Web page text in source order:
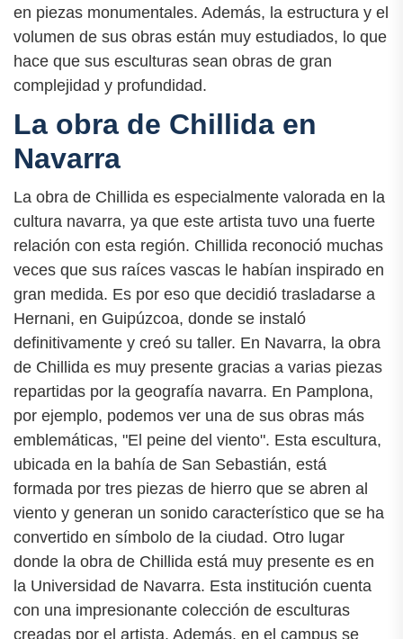
en piezas monumentales. Además, la estructura y el
volumen de sus obras están muy estudiados, lo que
hace que sus esculturas sean obras de gran
complejidad y profundidad.
La obra de Chillida en
Navarra
La obra de Chillida es especialmente valorada en la
cultura navarra, ya que este artista tuvo una fuerte
relación con esta región. Chillida reconoció muchas
veces que sus raíces vascas le habían inspirado en
gran medida. Es por eso que decidió trasladarse a
Hernani, en Guipúzcoa, donde se instaló
definitivamente y creó su taller. En Navarra, la obra
de Chillida es muy presente gracias a varias piezas
repartidas por la geografía navarra. En Pamplona,
por ejemplo, podemos ver una de sus obras más
emblemáticas, "El peine del viento". Esta escultura,
ubicada en la bahía de San Sebastián, está
formada por tres piezas de hierro que se abren al
viento y generan un sonido característico que se ha
convertido en símbolo de la ciudad. Otro lugar
donde la obra de Chillida está muy presente es en
la Universidad de Navarra. Esta institución cuenta
con una impresionante colección de esculturas
creadas por el artista. Además, en el campus se